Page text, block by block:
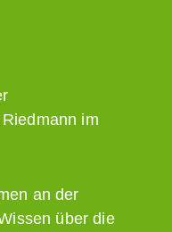
im
an der
über die